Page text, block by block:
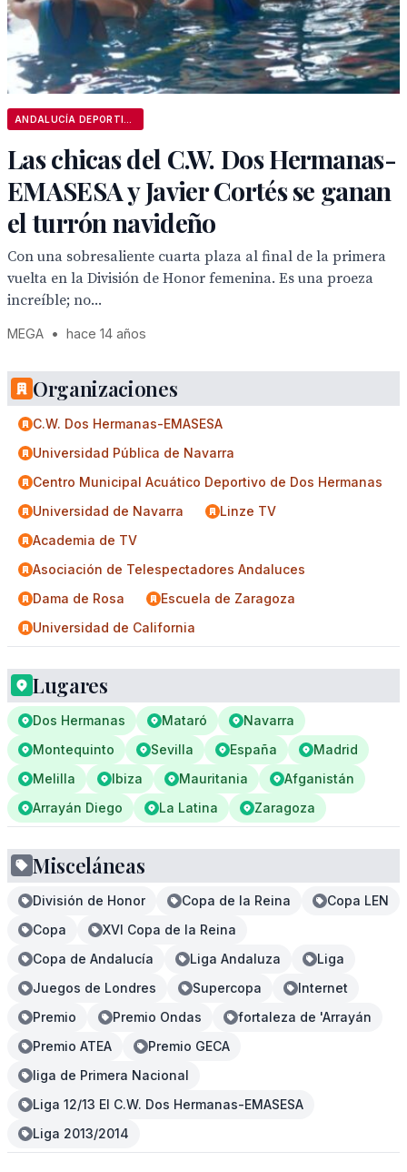
Las chicas del C.W. Dos Hermanas-
EMASESA y Javier Cortés se ganan
el turrón navideño
Con una sobresaliente cuarta plaza al final de la primera
vuelta en la División de Honor femenina. Es una proeza
increíble; no...
MEGA • hace 14 años
Organizaciones
C.W. Dos Hermanas-EMASESA
Universidad Pública de Navarra
Centro Municipal Acuático Deportivo de Dos Hermanas
Universidad de Navarra
Linze TV
Academia de TV
Asociación de Telespectadores Andaluces
Dama de Rosa
Escuela de Zaragoza
Universidad de California
Lugares
Dos Hermanas Mataró
Navarra
Montequinto
Sevilla España
Madrid
Melilla
Ibiza Mauritania
Afganistán
Arrayán Diego
La Latina Zaragoza
Misceláneas
División de Honor Copa de la Reina
Copa LEN
Copa
XVI Copa de la Reina
Copa de Andalucía
Liga Andaluza
Liga
Juegos de Londres
Supercopa
Internet
Premio
Premio Ondas
fortaleza de 'Arrayán
Premio ATEA
Premio GECA
liga de Primera Nacional
Liga 12/13 El C.W. Dos Hermanas-EMASESA
Liga 2013/2014